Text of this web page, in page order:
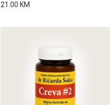
21.00 KM